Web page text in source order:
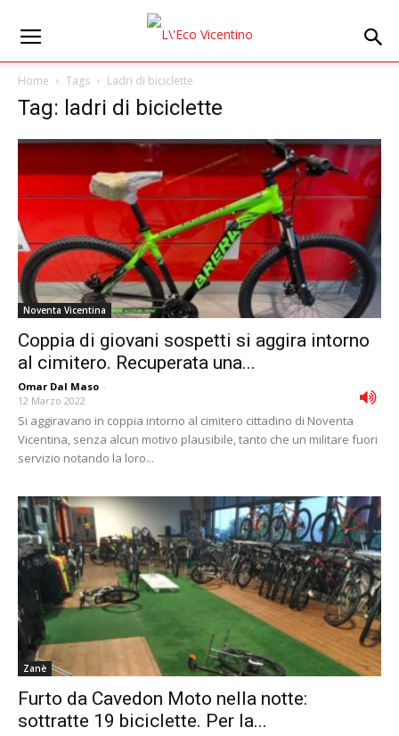
Home Tags Ladri di biciclette
Tag: ladri di biciclette
Noventa Vicentina
Coppia di giovani sospetti si aggira intorno
al cimitero. Recuperata una...
Omar Dal Maso -
12 Marzo 2022
Si aggiravano in coppia intorno al cimitero cittadino di Noventa
Vicentina, senza alcun motivo plausibile, tanto che un militare fuori
servizio notando la loro...
Zanè
Furto da Cavedon Moto nella notte:
sottratte 19 biciclette. Per la...